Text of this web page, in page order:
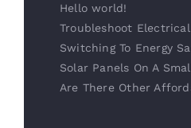
Hello world!
Troubleshoot
Switching To Energy
Solar Panels On A
Are There Other